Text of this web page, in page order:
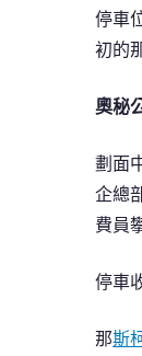
停車
初的
奧秘
劃面
企總
費員
停車
那斯